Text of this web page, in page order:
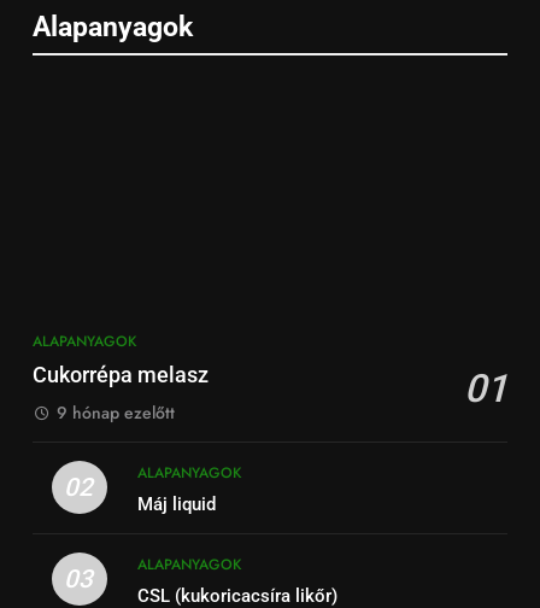
Alapanyagok
ALAPANYAGOK
Cukorrépa melasz 01
9 hónap ezelőtt
02
ALAPANYAGOK
Máj liquid
03
ALAPANYAGOK
CSL (kukoricacsíra likőr)